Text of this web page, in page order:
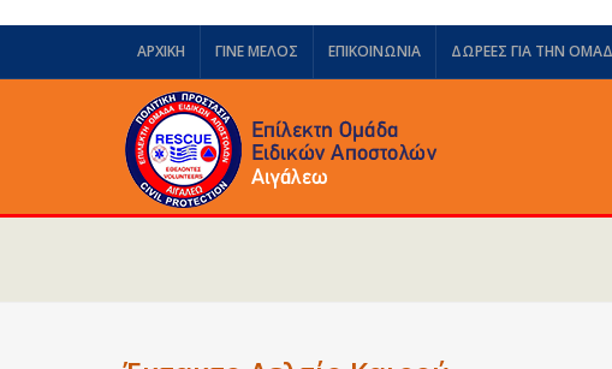
ΑΡΧΙΚΗ ΓΙΝΕ ΜΕΛΟΣ ΕΠΙΚΟΙΝΩΝΙΑ ΔΩΡΕΈΣ ΓΙΑ ΤΗΝ